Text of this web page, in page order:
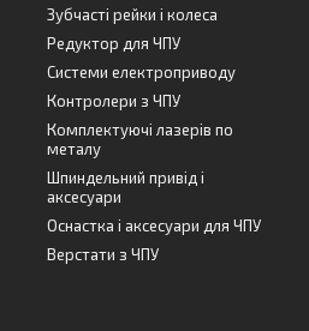
Зубчасті рейки і колеса
Редуктор для ЧПУ
Системи електроприводу
Контролери з ЧПУ
Комплектуючі лазерів по
металу
Шпиндельний привід і
аксесуари
Оснастка і аксесуари для ЧПУ
Верстати з ЧПУ